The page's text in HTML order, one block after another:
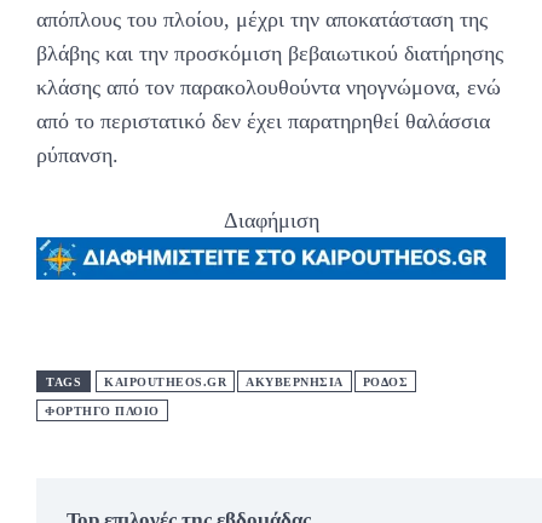
απόπλους του πλοίου, μέχρι την αποκατάσταση της
βλάβης και την προσκόμιση βεβαιωτικού διατήρησης
κλάσης από τον παρακολουθούντα νηογνώμονα, ενώ
από το περιστατικό δεν έχει παρατηρηθεί θαλάσσια
ρύπανση.
Διαφήμιση
TAGS KAIPOUTHEOS.GR ΑΚΥΒΕΡΝΗΣΙΑ ΡΟΔΟΣ
ΦΟΡΤΗΓΟ ΠΛΟΙΟ